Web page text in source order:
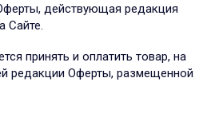
действующая редакция
Сайте.
принять и оплатить товар, на
редакции Оферты, размещенной